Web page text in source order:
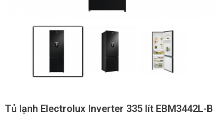
Tủ lạnh Electrolux Inverter 335 lít EBM3442L-B